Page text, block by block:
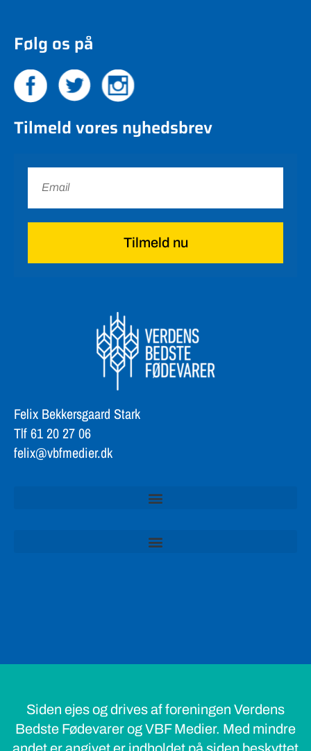
Følg os på
Tilmeld vores nyhedsbrev
Tilmeld nu
Felix Bekkersgaard Stark
Tlf 61 20 27 06
felix@vbfmedier.dk
Siden ejes og drives af foreningen Verdens
Bedste Fødevarer og VBF Medier. Med mindre